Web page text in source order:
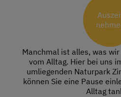
Manchmal ist alles, was
vom Alltag. Hier bei uns
umliegenden Naturpark
können Sie eine Pause
Alltag